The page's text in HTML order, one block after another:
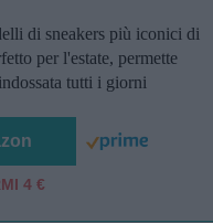
di sneakers più iconici di
per l'estate, permette
tutti i giorni
4 €